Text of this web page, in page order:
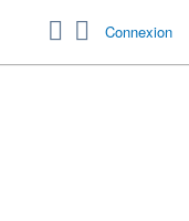
Connexion